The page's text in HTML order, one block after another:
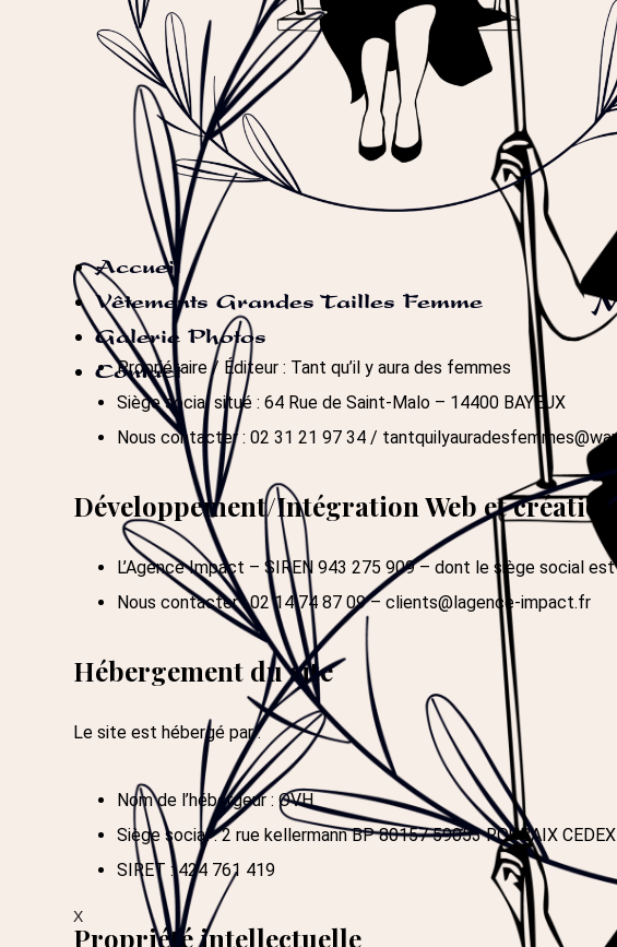
X
Accueil
Vêtements Grandes Tailles Femme
Galerie Photos
Contact
Propriétaire / Éditeur : Tant qu’il y aura des femmes
Siège social situé : 64 Rue de Saint-Malo – 14400 BAYEUX
Nous contacter :02 31 21 97 34 /
Développement/Intégration Web et création
L’Agence Impact – SIREN 943 275 909 – dont le siège social
Nous contacter : 02 14 74 87 09 –clients@lagence-impact.fr
Hébergement du site
Le site est hébergé par :
Nom de l’hébergeur : OVH
Siège social : 2 rue kellermann BP 80157 59053 ROUBAIX CEDEX
SIRET : 424 761 419
Propriété intellectuelle